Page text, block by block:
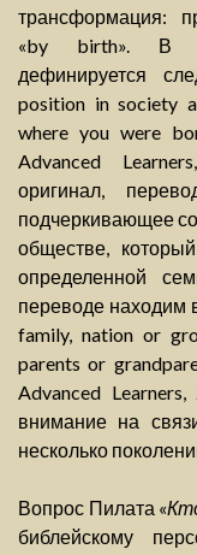
трансформация:
«by birth». В
дефинируется
position in society
where you were
Advanced
оригинал,
подчеркивающее
обществе,
определенной
переводе находим
family, nation or
parents or
Advanced
внимание на
несколько
Вопрос Пилата «
библейскому